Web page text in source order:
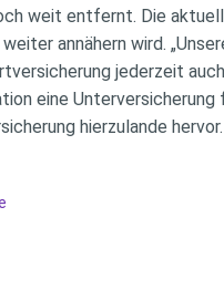
weit entfernt. Die
annähern wird.
jederzeit
eine
hierzulande hervor.